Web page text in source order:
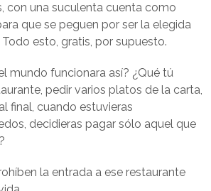
con una suculenta cuenta como
que se peguen por ser la elegida
esto, gratis, por supuesto.
mundo funcionara así? ¿Qué tú
pedir varios platos de la carta,
final, cuando estuvieras
decidieras pagar sólo aquel que
la entrada a ese restaurante